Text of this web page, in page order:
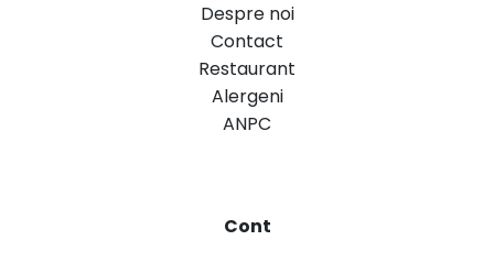
Despre noi
Contact
Restaurant
Alergeni
ANPC
Cont